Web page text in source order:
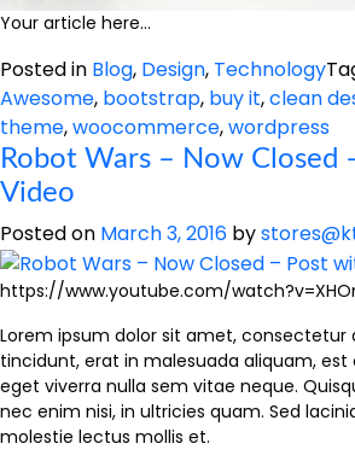
Your article here…
Posted in Blog, Design, Technology
Awesome, bootstrap, buy it,clean
theme,woocommerce,wordpress
Robot Wars – Now Closed
Video
Posted on March 3, 2016 by
https://www.youtube.com/
Lorem ipsum dolor sit amet, consectetur
tincidunt, erat in malesuada aliquam, est
eget viverra nulla sem vitae neque.
nec enim nisi, in ultricies quam. Sed
molestie lectus mollis et.